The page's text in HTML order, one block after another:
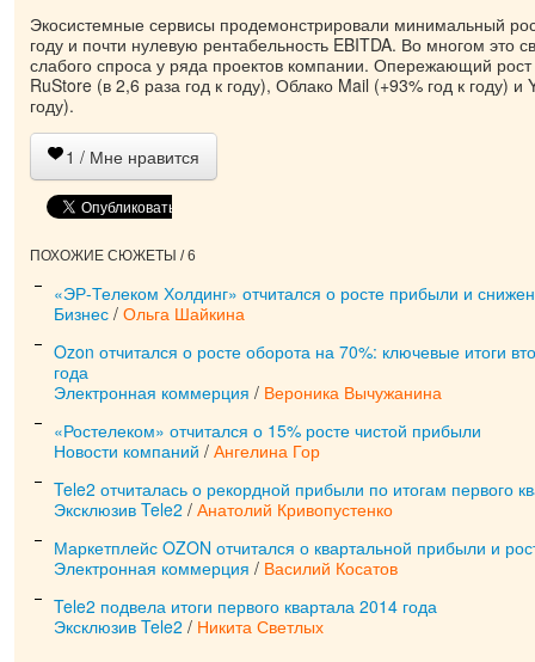
Экосистемные сервисы продемонстрировали минимальный
году и почти нулевую рентабельность EBITDA. Во многом это
слабого спроса у ряда проектов компании. Опережающий
RuStore (в 2,6 раза год к году), Облако Mail (+93% год к году) и
году).
1 / Мне нравится
ПОХОЖИЕ СЮЖЕТЫ / 6
«ЭР-Телеком Холдинг» отчитался о росте прибыли и
Бизнес / Ольга Шайкина
Ozon отчитался о росте оборота на 70%: ключевые итоги
года
Электронная коммерция / Вероника Вычужанина
«Ростелеком» отчитался о 15% росте чистой прибыли
Новости компаний / Ангелина Гор
Tele2 отчиталась о рекордной прибыли по итогам первого
Эксклюзив Tele2 / Анатолий Кривопустенко
Маркетплейс OZON отчитался о квартальной прибыли и
Электронная коммерция / Василий Косатов
Tele2 подвела итоги первого квартала 2014 года
Эксклюзив Tele2 / Никита Светлых